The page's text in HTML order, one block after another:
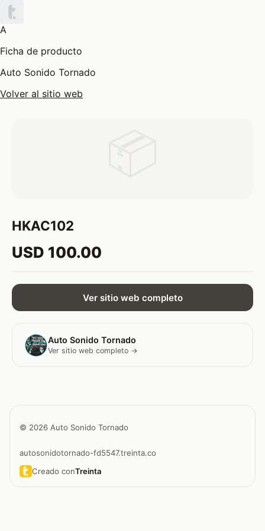
A
Ficha de producto
Auto Sonido Tornado
Volver al sitio web
HKAC102
USD 100.00
Ver sitio web completo
Auto Sonido Tornado
Ver sitio web completo →
© 2026 Auto Sonido Tornado
autosonidotornado-fd5547.treinta.co
Creado conTreinta